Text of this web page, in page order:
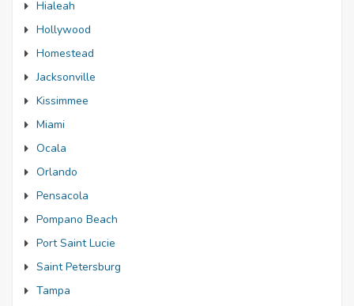
Hialeah
Hollywood
Homestead
Jacksonville
Kissimmee
Miami
Ocala
Orlando
Pensacola
Pompano Beach
Port Saint Lucie
Saint Petersburg
Tampa